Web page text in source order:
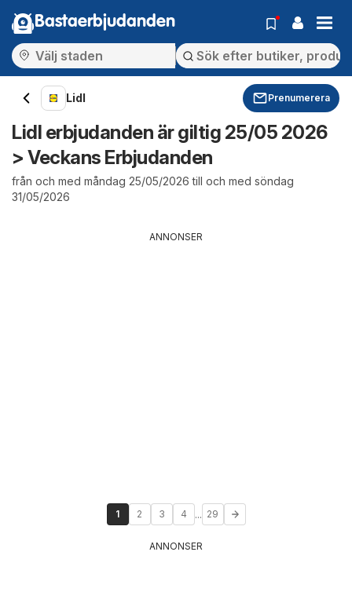
Bastaerbjudanden
Lidl Prenumerera
Lidl erbjudanden är giltig 25/05 2026
> Veckans Erbjudanden
från och med måndag 25/05/2026 till och med söndag
31/05/2026
ANNONSER
1 2 3 4 ... 29
ANNONSER